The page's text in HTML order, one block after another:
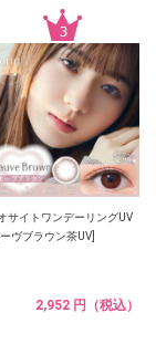
サイトワンデーリングUV
ーヴブラウン茶UV]
2,952 円（税込）